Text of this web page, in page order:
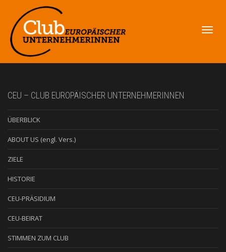
CEU – CLUB EUROPÄISCHER UNTERNEHMERINNEN
ÜBERBLICK
ABOUT US (engl. Vers.)
ZIELE
HISTORIE
CEU-PRÄSIDIUM
CEU-BEIRAT
STIMMEN ZUM CLUB